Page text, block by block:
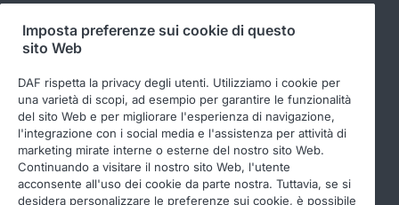
Seguici
Imposta preferenze sui cookie di questo
sito Web
DAF rispetta la privacy degli utenti. Utilizziamo i cookie per
una varietà di scopi, ad esempio per garantire le funzionalità
del sito Web e per migliorare l'esperienza di navigazione,
l'integrazione con i social media e l'assistenza per attività di
marketing mirate interne o esterne del nostro sito Web.
Continuando a visitare il nostro sito Web, l'utente
acconsente all'uso dei cookie da parte nostra. Tuttavia, se si
desidera personalizzare le preferenze sui cookie, è possibile